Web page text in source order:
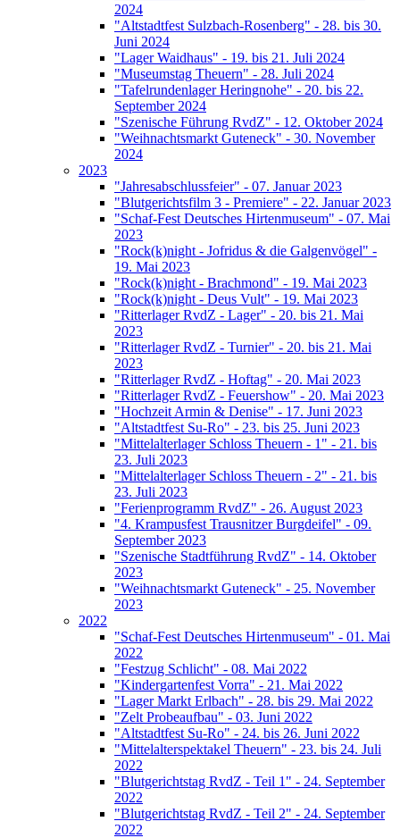
2024
"Altstadtfest Sulzbach-Rosenberg" - 28. bis 30.
Juni 2024
"Lager Waidhaus" - 19. bis 21. Juli 2024
"Museumstag Theuern" - 28. Juli 2024
"Tafelrundenlager Heringnohe" - 20. bis 22.
September 2024
"Szenische Führung RvdZ" - 12. Oktober 2024
"Weihnachtsmarkt Guteneck" - 30. November
2024
2023
"Jahresabschlussfeier" - 07. Januar 2023
"Blutgerichtsfilm 3 - Premiere" - 22. Januar 2023
"Schaf-Fest Deutsches Hirtenmuseum" - 07. Mai
2023
"Rock(k)night - Jofridus & die Galgenvögel" -
19. Mai 2023
"Rock(k)night - Brachmond" - 19. Mai 2023
"Rock(k)night - Deus Vult" - 19. Mai 2023
"Ritterlager RvdZ - Lager" - 20. bis 21. Mai
2023
"Ritterlager RvdZ - Turnier" - 20. bis 21. Mai
2023
"Ritterlager RvdZ - Hoftag" - 20. Mai 2023
"Ritterlager RvdZ - Feuershow" - 20. Mai 2023
"Hochzeit Armin & Denise" - 17. Juni 2023
"Altstadtfest Su-Ro" - 23. bis 25. Juni 2023
"Mittelalterlager Schloss Theuern - 1" - 21. bis
23. Juli 2023
"Mittelalterlager Schloss Theuern - 2" - 21. bis
23. Juli 2023
"Ferienprogramm RvdZ" - 26. August 2023
"4. Krampusfest Trausnitzer Burgdeifel" - 09.
September 2023
"Szenische Stadtführung RvdZ" - 14. Oktober
2023
"Weihnachtsmarkt Guteneck" - 25. November
2023
2022
"Schaf-Fest Deutsches Hirtenmuseum" - 01. Mai
2022
"Festzug Schlicht" - 08. Mai 2022
"Kindergartenfest Vorra" - 21. Mai 2022
"Lager Markt Erlbach" - 28. bis 29. Mai 2022
"Zelt Probeaufbau" - 03. Juni 2022
"Altstadtfest Su-Ro" - 24. bis 26. Juni 2022
"Mittelalterspektakel Theuern" - 23. bis 24. Juli
2022
"Blutgerichtstag RvdZ - Teil 1" - 24. September
2022
"Blutgerichtstag RvdZ - Teil 2" - 24. September
2022